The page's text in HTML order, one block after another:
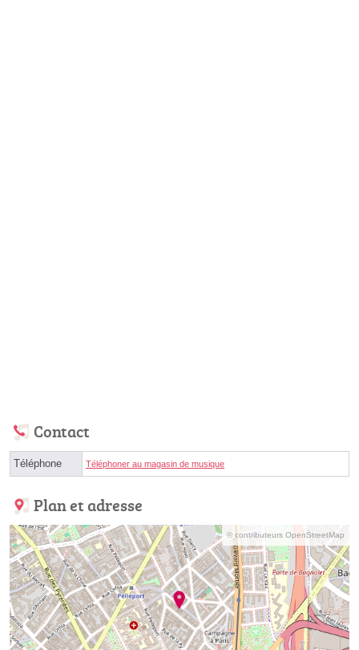
Contact
Téléphone Téléphoner au magasin de musique
Plan et adresse
© contributeurs OpenStreetMap